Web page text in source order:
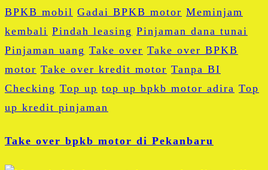
BPKB mobil Gadai BPKB motor Meminjam
kembali Pindah leasing Pinjaman dana tunai
Pinjaman uang Take over Take over BPKB
motor Take over kredit motor Tanpa BI
Checking Top up top up bpkb motor adira Top
up kredit pinjaman
Take over bpkb motor di Pekanbaru